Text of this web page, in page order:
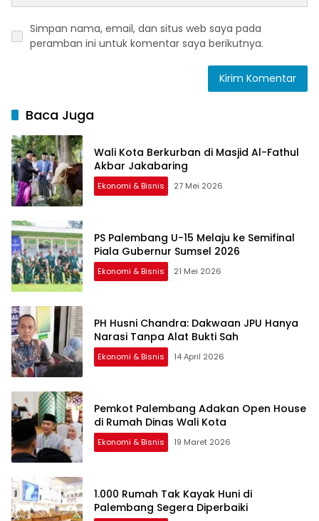
Simpan nama, email, dan situs web saya pada
peramban ini untuk komentar saya berikutnya.
Baca Juga
Wali Kota Berkurban di Masjid Al-Fathul
Akbar Jakabaring
Ekonomi & Bisnis 27 Mei 2026
PS Palembang U-15 Melaju ke Semifinal
Piala Gubernur Sumsel 2026
Ekonomi & Bisnis 21 Mei 2026
PH Husni Chandra: Dakwaan JPU Hanya
Narasi Tanpa Alat Bukti Sah
Ekonomi & Bisnis 14 April 2026
Pemkot Palembang Adakan Open House
di Rumah Dinas Wali Kota
Ekonomi & Bisnis 19 Maret 2026
1.000 Rumah Tak Kayak Huni di
Palembang Segera Diperbaiki